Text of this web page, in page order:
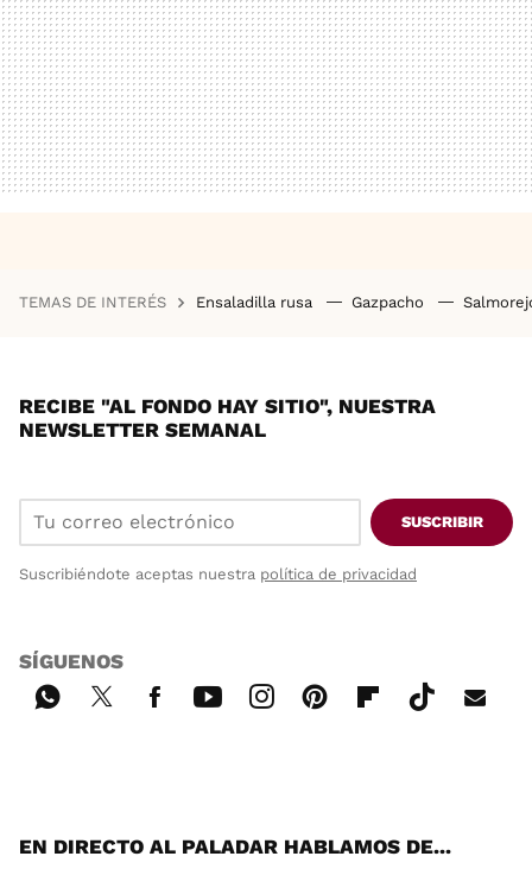
TEMAS DE INTERÉS Ensaladilla rusa Gazpacho
RECIBE "AL FONDO HAY SITIO", NUESTRA
NEWSLETTER SEMANAL
SUSCRIBIR
Suscribiéndote aceptas nuestra política de privacidad
SÍGUENOS
EN DIRECTO AL PALADAR HABLAMOS DE...